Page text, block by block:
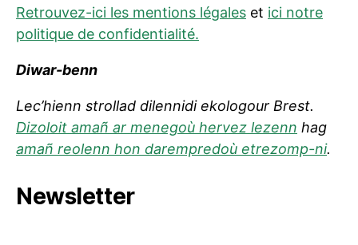
Retrouvez-ici les mentions légales et ici notre
politique de confidentialité.
Diwar-benn
Lec’hienn strollad dilennidi ekologour Brest.
Dizoloit amañ ar menegoù hervez lezenn hag
amañ reolenn hon darempredoù etrezomp-ni.
Newsletter